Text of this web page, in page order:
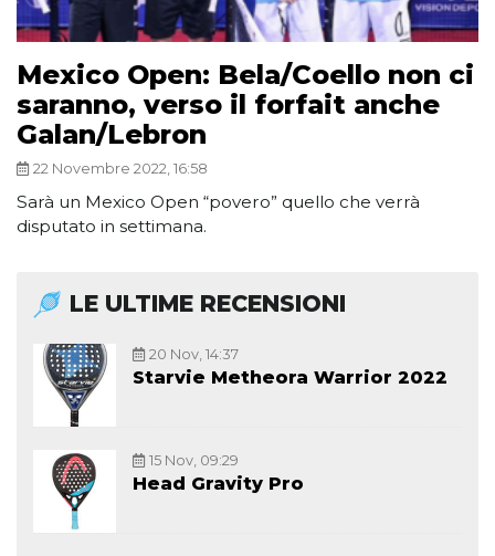
Mexico Open: Bela/Coello non ci
saranno, verso il forfait anche
Galan/Lebron
22 Novembre 2022, 16:58
Sarà un Mexico Open “povero” quello che verrà
disputato in settimana.
LE ULTIME RECENSIONI
20 Nov, 14:37
Starvie Metheora Warrior 2022
15 Nov, 09:29
Head Gravity Pro